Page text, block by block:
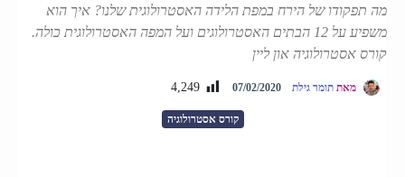
מה תפקודו של הירח במפת הלידה האסטרולוגית שלנו? איך הוא
משפיע על 12 הבתים האסטרולוגים ועל המפה האסטרולוגית כולה.
קורס אסטרולוגיה און ליין
קורס אסטרולוגיה
מאת תומר גילת 07/02/2020
4,249